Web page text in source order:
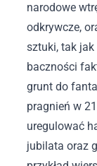
narodowe
odkrywcze,
sztuki, tak
baczności
grunt do
pragnień w
uregulować
jubilata oraz